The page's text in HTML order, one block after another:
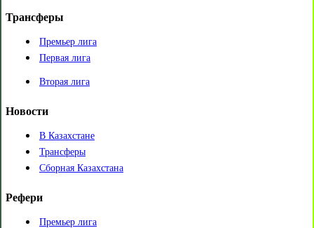
Трансферы
Премьер лига
Первая лига
Вторая лига
Новости
В Казахстане
Трансферы
Сборная Казахстана
Рефери
Премьер лига